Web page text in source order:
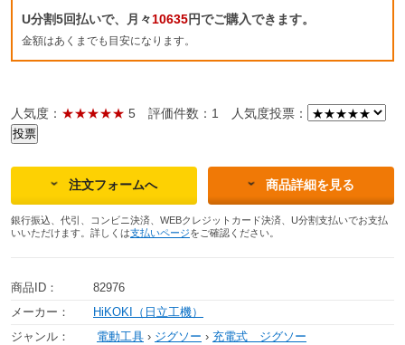
U分割5回払いで、月々10635円でご購入できます。
金額はあくまでも目安になります。
人気度： ★★★★★ 5 評価件数：1 人気度投票：
注文フォームへ 商品詳細を見る
銀行振込、代引、コンビニ決済、WEBクレジットカード決済、U分割支払いでお支払
いいただけます。詳しくは支払いページをご確認ください。
商品ID：
82976
メーカー：
HiKOKI（日立工機）
ジャンル：
電動工具 › ジグソー › 充電式 ジグソー